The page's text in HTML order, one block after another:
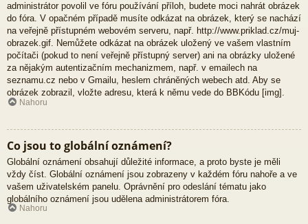
administrátor povolil ve fóru používání příloh, budete moci nahrát obrázek
do fóra. V opačném případě musíte odkázat na obrázek, který se nachází
na veřejně přístupném webovém serveru, např. http://www.priklad.cz/muj-
obrazek.gif. Nemůžete odkázat na obrázek uložený ve vašem vlastním
počítači (pokud to není veřejně přístupný server) ani na obrázky uložené
za nějakým autentizačním mechanizmem, např. v emailech na
seznamu.cz nebo v Gmailu, heslem chráněných webech atd. Aby se
obrázek zobrazil, vložte adresu, která k němu vede do BBKódu [img].
Nahoru
Co jsou to globální oznámení?
Globální oznámení obsahují důležité informace, a proto byste je měli
vždy číst. Globální oznámení jsou zobrazeny v každém fóru nahoře a ve
vašem uživatelském panelu. Oprávnění pro odeslání tématu jako
globálního oznámení jsou udělena administrátorem fóra.
Nahoru